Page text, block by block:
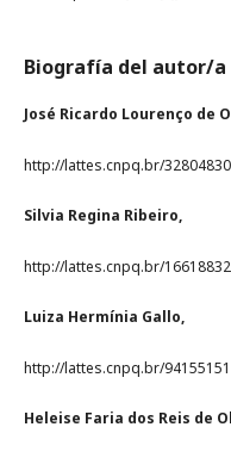
Biografía del autor/a
José Ricardo Lourenço de
http://lattes.cnpq.br/
Silvia Regina Ribeiro,
http://lattes.cnpq.br/
Luiza Hermínia Gallo,
http://lattes.cnpq.br/
Heleise Faria dos Reis de